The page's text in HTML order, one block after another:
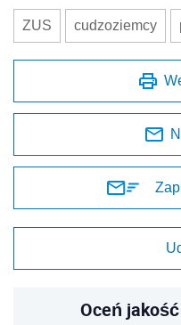
ZUS cudzoziemcy
Oceń